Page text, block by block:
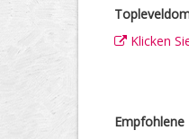
Klicken
Empfohlene